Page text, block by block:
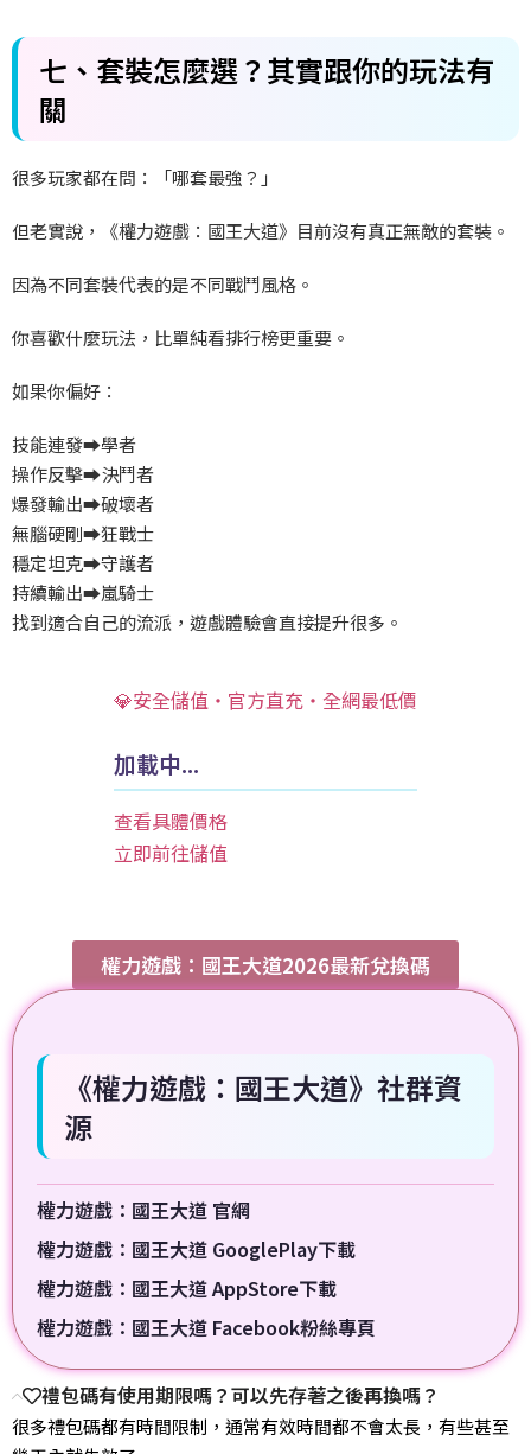
七、套裝怎麼選？其實跟你的玩法有
關
很多玩家都在問：「哪套最強？」
但老實說，《權力遊戲：國王大道》目前沒有真正無敵的套裝。
因為不同套裝代表的是不同戰鬥風格。
你喜歡什麼玩法，比單純看排行榜更重要。
如果你偏好：
技能連發➡️學者
操作反擊➡️決鬥者
爆發輸出➡️破壞者
無腦硬剛➡️狂戰士
穩定坦克➡️守護者
持續輸出➡️嵐騎士
找到適合自己的流派，遊戲體驗會直接提升很多。
💎安全儲值・官方直充・全網最低價
加載中...
查看具體價格
立即前往儲值
權力遊戲：國王大道2026最新兌換碼
《權力遊戲：國王大道》社群資
源
權力遊戲：國王大道 官網
權力遊戲：國王大道 GooglePlay下載
權力遊戲：國王大道 AppStore下載
權力遊戲：國王大道 Facebook粉絲專頁
禮包碼有使用期限嗎？可以先存著之後再換嗎？
很多禮包碼都有時間限制，通常有效時間都不會太長，有些甚至